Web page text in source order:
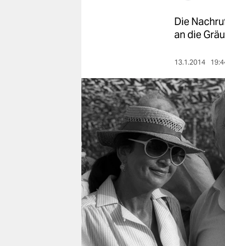
verlag
verlag
veranstaltungen
shop
fragen & hilfe
unterstützen
abo
genossenschaft
Die
an die
13.1.2014